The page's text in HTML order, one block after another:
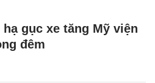
gục xe tăng Mỹ viện
đêm